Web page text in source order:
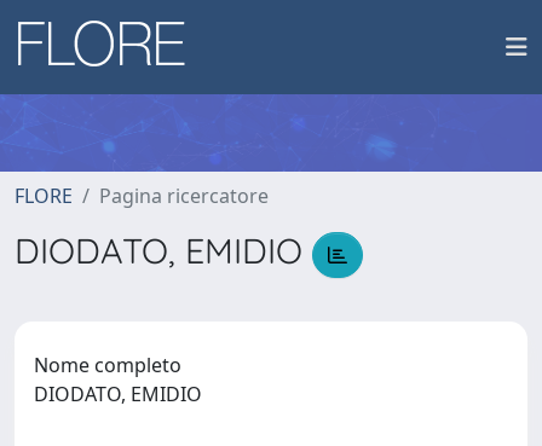
FLORE Pagina ricercatore
DIODATO, EMIDIO
Nome completo
DIODATO, EMIDIO